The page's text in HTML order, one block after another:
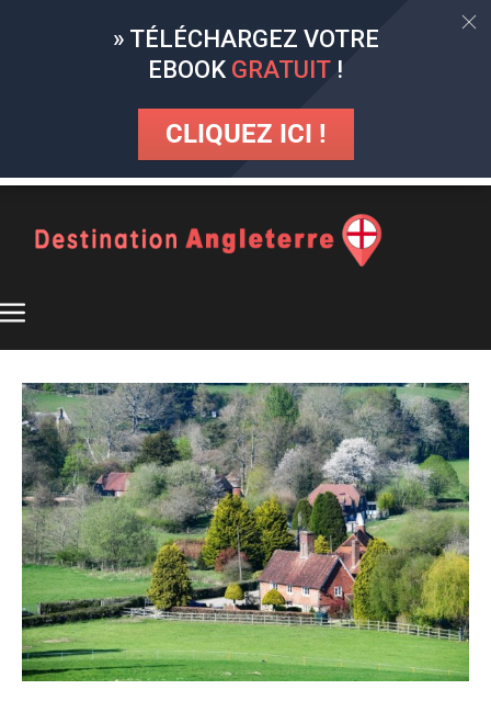
» TÉLÉCHARGEZ VOTRE
EBOOK GRATUIT !
CLIQUEZ ICI !